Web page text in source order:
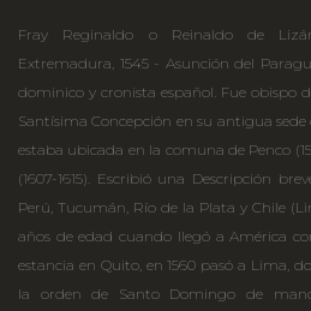
Fray Reginaldo o Reinaldo de
Extremadura, 1545 - Asunción del
dominico y cronista español. Fue obispo
Santísima Concepción en su antigua
estaba ubicada en la comuna de Penco
(1607-1615). Escribió una Descripción
Perú, Tucumán, Río de la Plata y Chile
años de edad cuando llegó a América
estancia en Quito, en 1560 pasó a Lima,
la orden de Santo Domingo de